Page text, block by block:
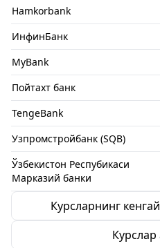
Hamkorbank
ИнфинБанк
MyBank
Пойтахт банк
TengeBank
Узпромстройбанк (SQB)
Ўзбекистон Респубикаси
Марказий банки
Курсларнинг